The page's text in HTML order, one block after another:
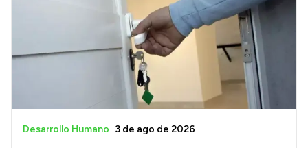
Desarrollo Humano 3 de ago de 2026